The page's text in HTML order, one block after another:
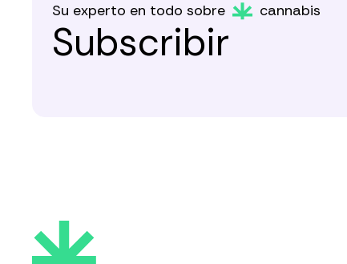
Su experto en todo sobre cannabis
Subscribir